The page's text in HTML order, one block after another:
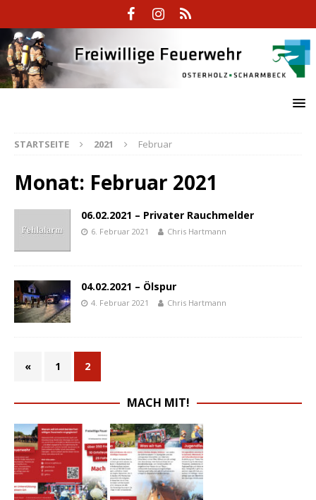
STARTSEITE 2021 Februar
Monat: Februar 2021
06.02.2021 – Privater Rauchmelder
6. Februar 2021 Chris Hartmann
04.02.2021 – Ölspur
4. Februar 2021 Chris Hartmann
« 1 2
MACH MIT!